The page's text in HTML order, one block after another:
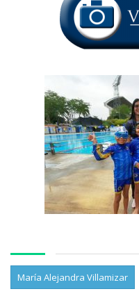
María Alejandra Villamizar